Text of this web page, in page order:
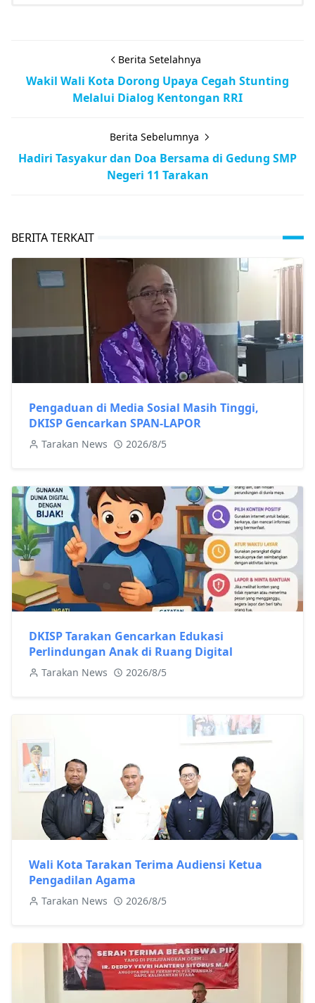
Berita Setelahnya
Wakil Wali Kota Dorong Upaya Cegah Stunting
Melalui Dialog Kentongan RRI
Berita Sebelumnya
Hadiri Tasyakur dan Doa Bersama di Gedung SMP
Negeri 11 Tarakan
BERITA TERKAIT
Pengaduan di Media Sosial Masih Tinggi,
DKISP Gencarkan SPAN-LAPOR
Tarakan News 2026/8/5
DKISP Tarakan Gencarkan Edukasi
Perlindungan Anak di Ruang Digital
Tarakan News 2026/8/5
Wali Kota Tarakan Terima Audiensi Ketua
Pengadilan Agama
Tarakan News 2026/8/5